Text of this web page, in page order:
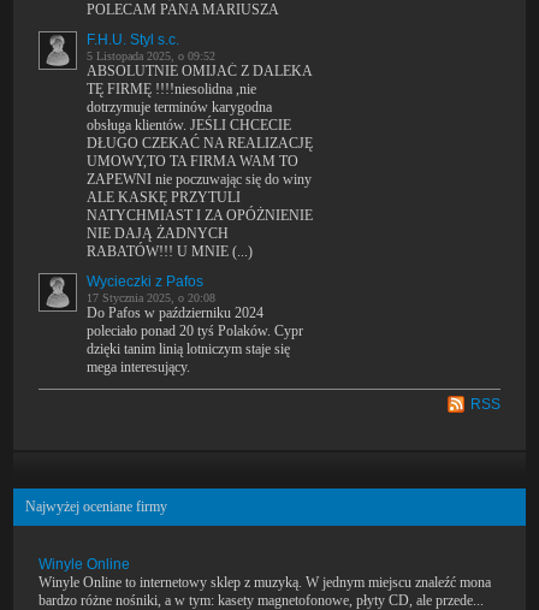
POLECAM PANA MARIUSZA
F.H.U. Styl s.c.
5 Listopada 2025, o 09:52
ABSOLUTNIE OMIJAĆ Z DALEKA
TĘ FIRMĘ !!!!niesolidna ,nie
dotrzymuje terminów karygodna
obsługa klientów. JEŚLI CHCECIE
DŁUGO CZEKAĆ NA REALIZACJĘ
UMOWY,TO TA FIRMA WAM TO
ZAPEWNI nie poczuwając się do winy
ALE KASKĘ PRZYTULI
NATYCHMIAST I ZA OPÓŻNIENIE
NIE DAJĄ ŻADNYCH
RABATÓW!!! U MNIE (...)
Wycieczki z Pafos
17 Stycznia 2025, o 20:08
Do Pafos w październiku 2024
poleciało ponad 20 tyś Polaków. Cypr
dzięki tanim linią lotniczym staje się
mega interesujący.
RSS
Najwyżej oceniane firmy
Winyle Online
Winyle Online to internetowy sklep z muzyką. W jednym miejscu znaleźć mona
bardzo różne nośniki, a w tym: kasety magnetofonowe, płyty CD, ale przede...